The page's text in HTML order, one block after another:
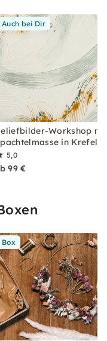
Auch bei Dir
Workshop
in Krefeld
5,0
99 €
Box